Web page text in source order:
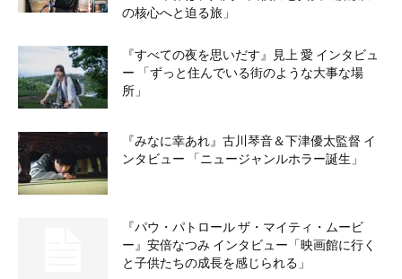
の核心へと迫る旅」
『すべての夜を思いだす』見上 愛 インタビュ
ー 「ずっと住んでいる街のような大事な場
所」
『みなに幸あれ』古川琴音＆下津優太監督 イ
ンタビュー 「ニュージャンルホラー誕生」
『パウ・パトロール ザ・マイティ・ムービ
ー』安倍なつみ インタビュー「映画館に行く
と子供たちの成長を感じられる」